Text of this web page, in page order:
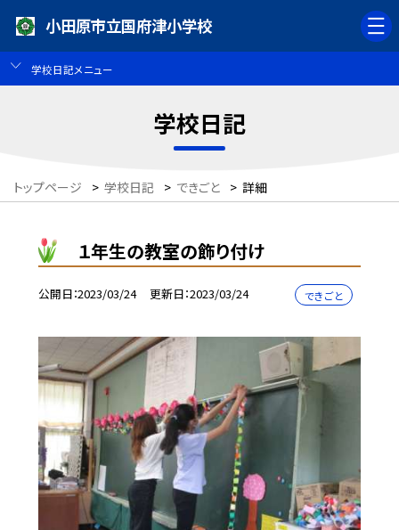
小田原市立国府津小学校
学校日記メニュー
学校日記
トップページ > 学校日記 > できごと > 詳細
１年生の教室の飾り付け
公開日 2023/03/24 更新日 2023/03/24 できごと